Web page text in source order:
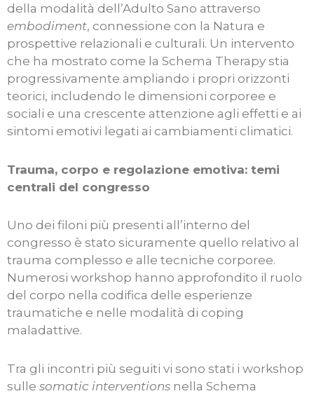
della modalità dell’Adulto Sano attraverso
embodiment, connessione con la Natura e
prospettive relazionali e culturali. Un intervento
che ha mostrato come la Schema Therapy stia
progressivamente ampliando i propri orizzonti
teorici, includendo le dimensioni corporee e
sociali e una crescente attenzione agli effetti e ai
sintomi emotivi legati ai cambiamenti climatici.
Trauma, corpo e regolazione emotiva: temi
centrali del congresso
Uno dei filoni più presenti all’interno del
congresso è stato sicuramente quello relativo al
trauma complesso e alle tecniche corporee.
Numerosi workshop hanno approfondito il ruolo
del corpo nella codifica delle esperienze
traumatiche e nelle modalità di coping
maladattive.
Tra gli incontri più seguiti vi sono stati i workshop
sulle somatic interventions nella Schema